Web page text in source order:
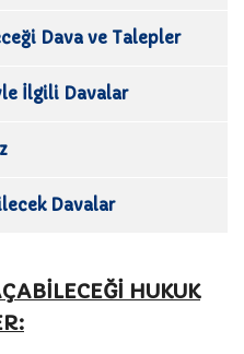
Dava ve Talepler
İlgili Davalar
Davalar
HUKUK